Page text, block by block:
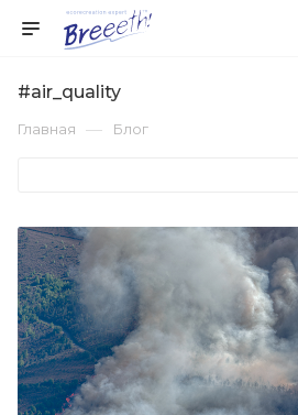
#air_quality
Главная — Блог